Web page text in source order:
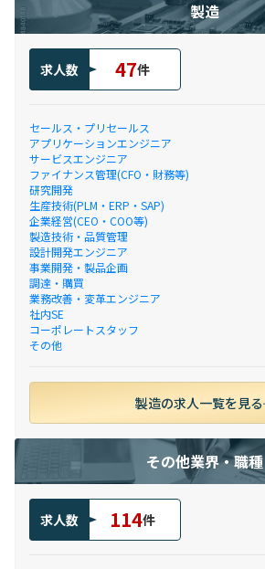
製造
求人数 47件
セールス・プリセールス
アプリケーションエンジニア
サービスエンジニア
ファイナンス管理(CFO・財務等)
研究開発
生産技術(PLM・ERP・SAP)
企業経営(CEO・COO等)
製造技術・品質管理
設計開発エンジニア
事業開発・製品企画
調達・購買
業務改善・変革エンジニア
社内SE
コーポレートスタッフ
その他
製造の求人一覧を見る
その他業界・職種
求人数 114件